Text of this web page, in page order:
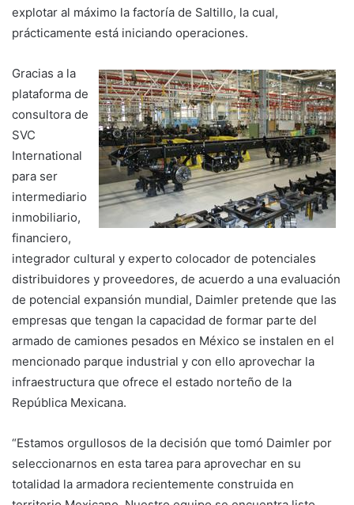
explotar al máximo la factoría de Saltillo, la cual,
prácticamente está iniciando operaciones.
Gracias a la
plataforma de
consultora de
SVC
International
para ser
intermediario
inmobiliario,
financiero,
integrador cultural y experto colocador de potenciales
distribuidores y proveedores, de acuerdo a una evaluación
de potencial expansión mundial, Daimler pretende que las
empresas que tengan la capacidad de formar parte del
armado de camiones pesados en México se instalen en el
mencionado parque industrial y con ello aprovechar la
infraestructura que ofrece el estado norteño de la
República Mexicana.
“Estamos orgullosos de la decisión que tomó Daimler por
seleccionarnos en esta tarea para aprovechar en su
totalidad la armadora recientemente construida en